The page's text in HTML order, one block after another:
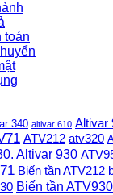
toán
340 altivar 610 Altivar
ATV212 atv320
Altivar 930
Biến tần ATV212
Biến tần ATV930